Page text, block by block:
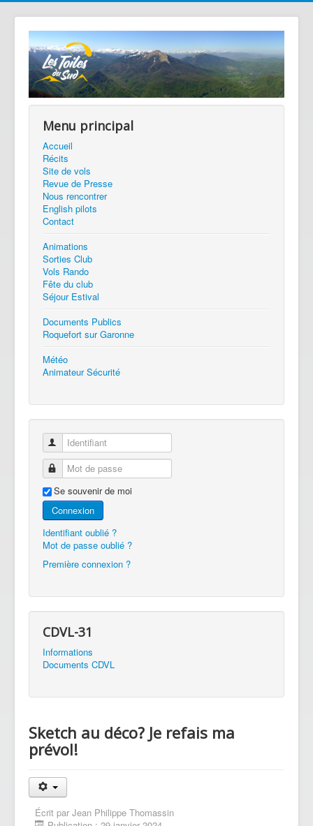
Menu principal
Accueil
Récits
Site de vols
Revue de Presse
Nous rencontrer
English pilots
Contact
Animations
Sorties Club
Vols Rando
Fête du club
Séjour Estival
Documents Publics
Roquefort sur Garonne
Météo
Animateur Sécurité
Identifiant
Mot de passe
Se souvenir de moi
Connexion
Identifiant oublié ?
Mot de passe oublié ?
Première connexion ?
CDVL-31
Informations
Documents CDVL
Sketch au déco? Je refais ma
prévol!
Écrit par Jean Philippe Thomassin